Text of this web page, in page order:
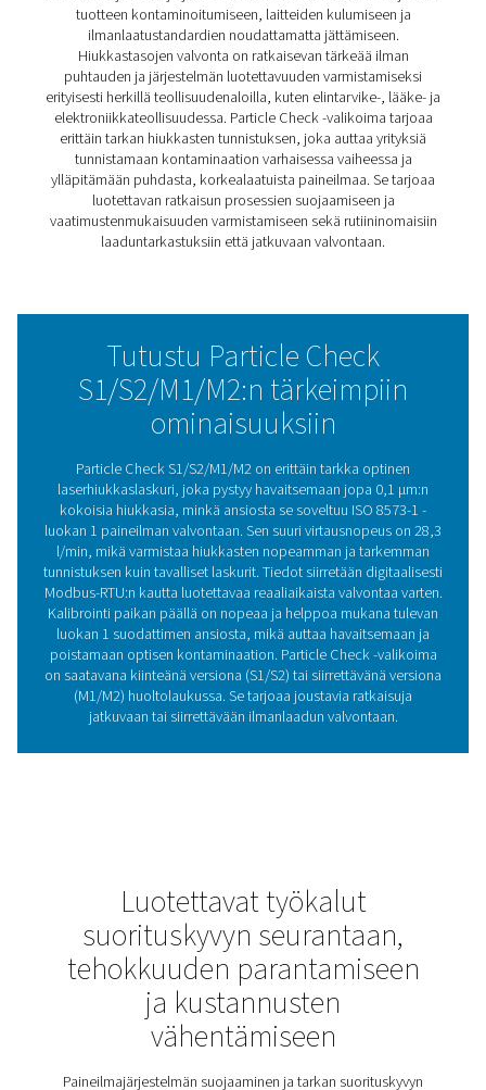
hiukkaslaskuri
Paineilman pitäminen vapaana hiukkasista on tärkeää
esimerkiksi elintarvike-, lääke- ja
jossa pienimmätkin epäpuhtaudet voivat vaikuttaa
laatuun ja laitteiden suorituskykyyn.
Particle Check S1/S2/M1/M2 havaitsee jopa 0,1 μm:n
hiukkaset, joten se soveltuu ISO 8573-1 -standardin
tavalliset laskurit.
Saatavana kiinteänä (S1/S2) ja siirrettävänä (M1/M2)
tarjoaa joustavia valvontaratkaisuja, jotka auttavat
suojaamaan prosessejaan ja ylläpitämään puhdasta ja
Pitää epäpuhtaudet
paineilmasta
Paineilma- ja kaasujärjestelmissä olevat hiukkaset
tuotteen kontaminoitumiseen, laitteiden
tunnistamaan kontaminaation varhaisessa
ylläpitämään puhdasta, korkealaatuista paineilmaa.
luotettavan ratkaisun prosessien suojaamiseen
vaatimustenmukaisuuden varmistamiseen sekä
laaduntarkastuksiin että jatkuvaan valvontaan.